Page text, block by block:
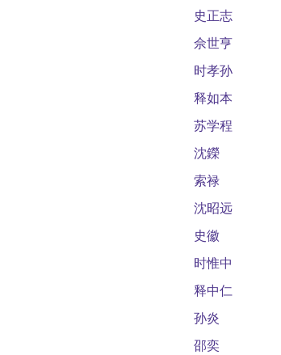
史正志
佘世亨
时孝孙
释如本
苏学程
沈鑅
索禄
沈昭远
史徽
时惟中
释中仁
孙炎
邵奕